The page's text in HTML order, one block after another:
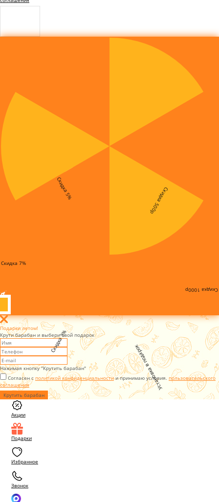
Скидка 3%
Скидка 7%
Скидка 5% Скидка 500р
Скидка 1000р
Установка в подарок
Подарки летом!
Крути барабан и выбери свой подарок
Нажимая кнопку "Крутить барабан"
Согласен с политикой конфиденциальностии принимаю условия. пользовательского
соглашения
Крутить барабан
Акции
Подарки
Избранное
Звонок